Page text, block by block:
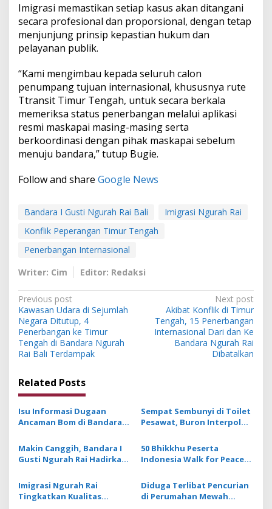
Imigrasi memastikan setiap kasus akan ditangani
secara profesional dan proporsional, dengan tetap
menjunjung prinsip kepastian hukum dan
pelayanan publik.
“Kami mengimbau kepada seluruh calon
penumpang tujuan internasional, khususnya rute
Ttransit Timur Tengah, untuk secara berkala
memeriksa status penerbangan melalui aplikasi
resmi maskapai masing-masing serta
berkoordinasi dengan pihak maskapai sebelum
menuju bandara,” tutup Bugie.
Follow and share Google News
Bandara I Gusti Ngurah Rai Bali
Imigrasi Ngurah Rai
Konflik Peperangan Timur Tengah
Penerbangan Internasional
Writer: Cim
Editor: Redaksi
P
o
s
t
a
v
i
a
i
Previous post
Kawasan Udara di Sejumlah
Negara Ditutup, 4
Penerbangan ke Timur
Tengah di Bandara Ngurah
Rai Bali Terdampak
Next post
Akibat Konflik di Timur
Tengah, 15 Penerbangan
Internasional Dari dan Ke
Bandara Ngurah Rai
Dibatalkan
Related Posts
Isu Informasi Dugaan
Ancaman Bom di Bandara
Benar, Operasional
Penerbangan Lancar
Sempat Sembunyi di Toilet
Pesawat, Buron Interpol
Pakai Jet Pribadi
Makin Canggih, Bandara I
Gusti Ngurah Rai Hadirkan
ExperIA
50 Bhikkhu Peserta
Indonesia Walk for Peace
Imigrasi Ngurah Rai
Tingkatkan Kualitas
Diduga Terlibat Pencurian
di Perumahan Mewah